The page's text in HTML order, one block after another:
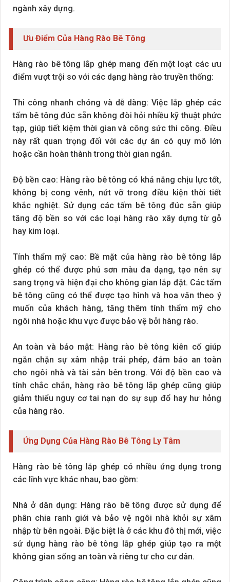
ngành xây dựng.
Ưu Điểm Của Hàng Rào Bê Tông
Hàng rào bê tông lắp ghép mang đến một loạt các ưu
điểm vượt trội so với các dạng hàng rào truyền thống:
Thi công nhanh chóng và dễ dàng: Việc lắp ghép các
tấm bê tông đúc sẵn không đòi hỏi nhiều kỹ thuật phức
tạp, giúp tiết kiệm thời gian và công sức thi công. Điều
này rất quan trọng đối với các dự án có quy mô lớn
hoặc cần hoàn thành trong thời gian ngắn.
Độ bền cao: Hàng rào bê tông có khả năng chịu lực tốt,
không bị cong vênh, nứt vỡ trong điều kiện thời tiết
khắc nghiệt. Sử dụng các tấm bê tông đúc sẵn giúp
tăng độ bền so với các loại hàng rào xây dựng từ gỗ
hay kim loại.
Tính thẩm mỹ cao: Bề mặt của hàng rào bê tông lắp
ghép có thể được phủ sơn màu đa dạng, tạo nên sự
sang trọng và hiện đại cho không gian lắp đặt. Các tấm
bê tông cũng có thể được tạo hình và hoa văn theo ý
muốn của khách hàng, tăng thêm tính thẩm mỹ cho
ngôi nhà hoặc khu vực được bảo vệ bởi hàng rào.
An toàn và bảo mật: Hàng rào bê tông kiên cố giúp
ngăn chặn sự xâm nhập trái phép, đảm bảo an toàn
cho ngôi nhà và tài sản bên trong. Với độ bền cao và
tính chắc chắn, hàng rào bê tông lắp ghép cũng giúp
giảm thiểu nguy cơ tai nạn do sự sụp đổ hay hư hỏng
của hàng rào.
Ứng Dụng Của Hàng Rào Bê Tông Ly Tâm
Hàng rào bê tông lắp ghép có nhiều ứng dụng trong
các lĩnh vực khác nhau, bao gồm:
Nhà ở dân dụng: Hàng rào bê tông được sử dụng để
phân chia ranh giới và bảo vệ ngôi nhà khỏi sự xâm
nhập từ bên ngoài. Đặc biệt là ở các khu đô thị mới, việc
sử dụng hàng rào bê tông lắp ghép giúp tạo ra một
không gian sống an toàn và riêng tư cho cư dân.